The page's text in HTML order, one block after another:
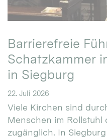
Barrierefreie
Schatzkammer
in Siegburg
22. Juli 2026
Viele Kirchen sind
Menschen im
zugänglich. In